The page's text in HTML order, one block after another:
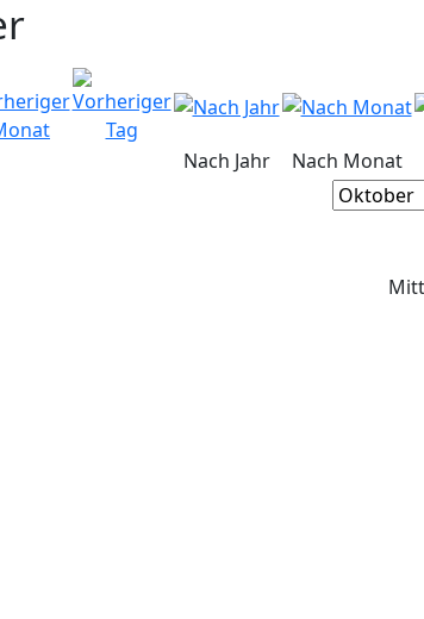
Nach Jahr Nach Monat